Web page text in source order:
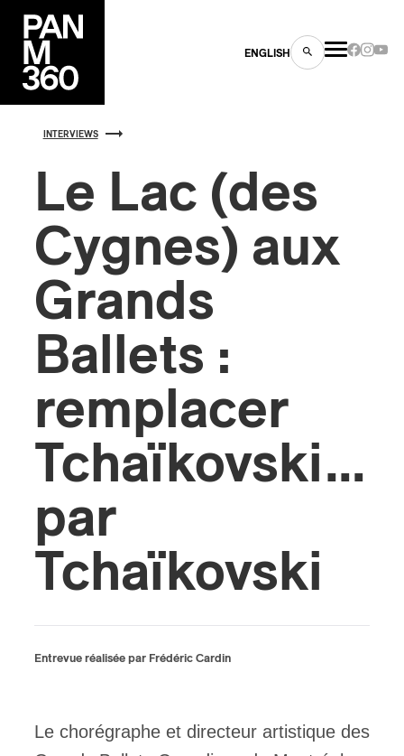
ENGLISH
INTERVIEWS
Le Lac (des
Cygnes) aux
Grands
Ballets :
remplacer
Tchaïkovski…
par
Tchaïkovski
Entrevue réalisée par Frédéric Cardin
Le chorégraphe et directeur artistique des